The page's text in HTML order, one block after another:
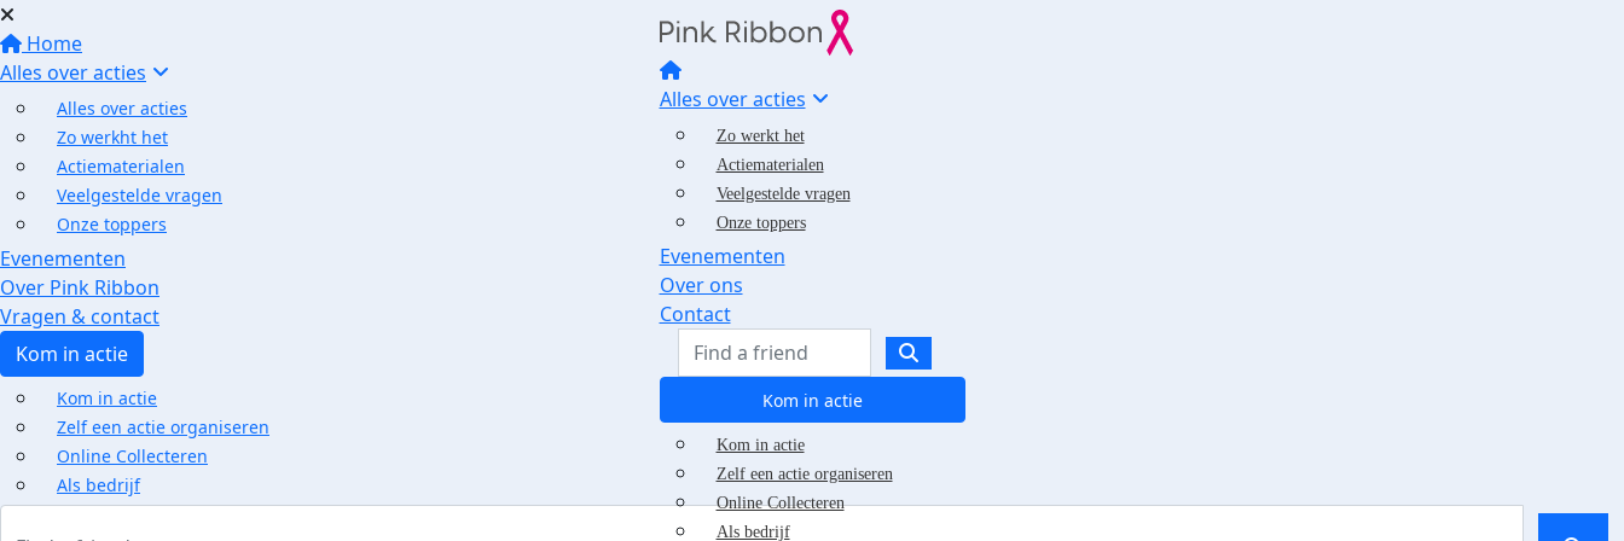
Home
Alles over acties
Alles over acties
Zo werkht het
Actiematerialen
Veelgestelde vragen
Onze toppers
Evenementen
Over Pink Ribbon
Vragen & contact
Kom in actie
Kom in actie
Zelf een actie organiseren
Online Collecteren
Als bedrijf
Alles over acties
Zo werkt het
Actiematerialen
Veelgestelde vragen
Onze toppers
Evenementen
Over ons
Contact
Kom in actie
Kom in actie
Zelf een actie organiseren
Online Collecteren
Als bedrijf